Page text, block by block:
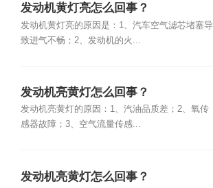
发动机黄灯亮怎么回事？
发动机黄灯亮的原因是：1、汽车空气滤芯堵塞导
致进气不畅；2、发动机的火...
发动机亮黄灯怎么回事？
发动机亮黄灯的原因：1、汽油品质差；2、氧传
感器故障；3、空气流量传感...
发动机亮黄灯怎么回事？